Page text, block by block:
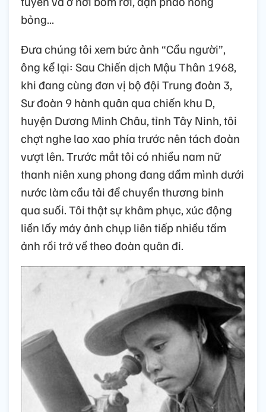
bỏng...
Đưa chúng tôi xem bức ảnh “Cầu người”,
ông kể lại: Sau Chiến dịch Mậu Thân 1968,
khi đang cùng đơn vị bộ đội Trung đoàn 3,
Sư đoàn 9 hành quân qua chiến khu D,
huyện Dương Minh Châu, tỉnh Tây Ninh, tôi
chợt nghe lao xao phía trước nên tách đoàn
vượt lên. Trước mắt tôi có nhiều nam nữ
thanh niên xung phong đang dầm mình dưới
nước làm cầu tải để chuyển thương binh
qua suối. Tôi thật sự khâm phục, xúc động
liền lấy máy ảnh chụp liên tiếp nhiều tấm
ảnh rồi trở về theo đoàn quân đi.